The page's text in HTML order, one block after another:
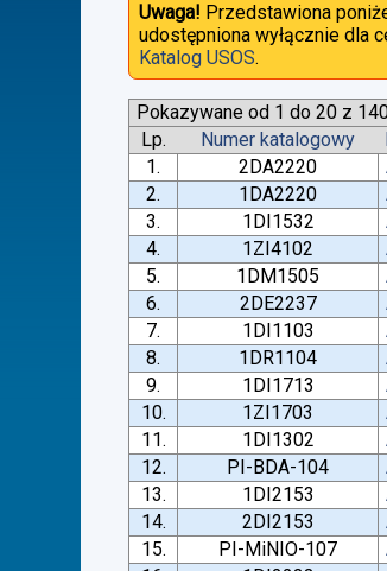
Uwaga! Przedstawiona
udostępniona wyłącznie dla
Katalog USOS.
Pokazywane od 1 do 20 z
Lp.
Numer katalogowy
1.
2DA2220
2.
1DA2220
3.
1DI1532
4.
1ZI4102
5.
1DM1505
6.
2DE2237
7.
1DI1103
8.
1DR1104
9.
1DI1713
10.
1ZI1703
11.
1DI1302
12.
PI-BDA-104
13.
1DI2153
14.
2DI2153
15.
PI-MiNIO-107